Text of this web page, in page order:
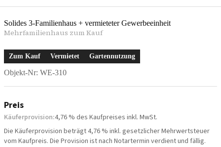
Solides 3-Familienhaus + vermieteter Gewerbeeinheit
Mehrfamilienhaus zum Kauf
Zum Kauf Vermietet Gartennutzung
Objekt-Nr: WE-310
Preis
Käuferprovision:4,76 % des Kaufpreises inkl. MwSt.
Die Käuferprovision beträgt 4,76 % inkl. gesetzlicher Mehrwertsteuer
vom Kaufpreis. Die Provision ist nach Notartermin verdient und fällig.